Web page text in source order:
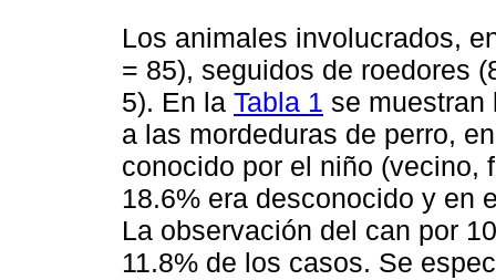
Los animales involucrados,
= 85), seguidos de roedores
5). En la Tabla 1 se muestran
a las mordeduras de perro,
conocido por el niño (vecino,
18.6% era desconocido y en
La observación del can por
11.8% de los casos. Se